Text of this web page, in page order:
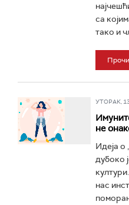
са
тако и
УТОРАК,
не
Идеја о
дубоко
нас